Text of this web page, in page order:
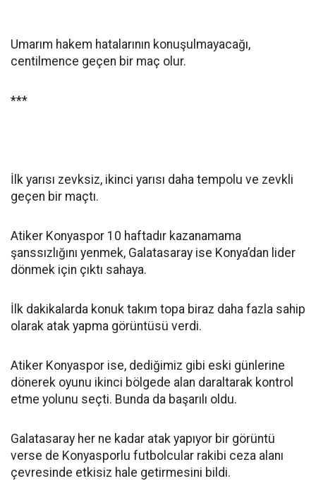
Umarım hakem hatalarının konuşulmayacağı,
centilmence geçen bir maç olur.
***
İlk yarısı zevksiz, ikinci yarısı daha tempolu ve zevkli
geçen bir maçtı.
Atiker Konyaspor 10 haftadır kazanamama
şanssızlığını yenmek, Galatasaray ise Konya’dan lider
dönmek için çıktı sahaya.
İlk dakikalarda konuk takım topa biraz daha fazla sahip
olarak atak yapma görüntüsü verdi.
Atiker Konyaspor ise, dediğimiz gibi eski günlerine
dönerek oyunu ikinci bölgede alan daraltarak kontrol
etme yolunu seçti. Bunda da başarılı oldu.
Galatasaray her ne kadar atak yapıyor bir görüntü
verse de Konyasporlu futbolcular rakibi ceza alanı
çevresinde etkisiz hale getirmesini bildi.